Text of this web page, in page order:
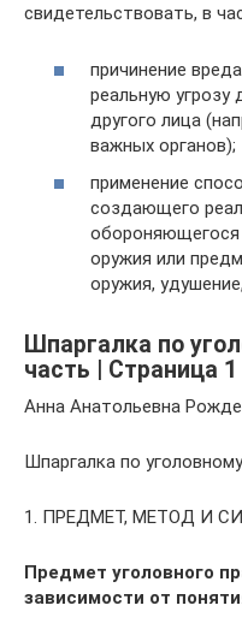
свидетельствовать, в
причинение
реальную
другого лица
важных органов);
применение
создающего
обороняющегося
оружия или
оружия,
Шпаргалка по
часть | Страница
Анна Анатольевна
Шпаргалка по
1. ПРЕДМЕТ, МЕТОД И
Предмет уголовного
зависимости от